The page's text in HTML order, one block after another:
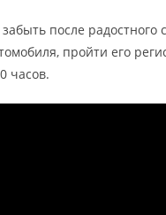
после
пройти его
часов.